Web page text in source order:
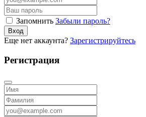
Запомнить Забыли пароль?
Вход
Еще нет аккаунта? Зарегистрируйтесь
Регистрация